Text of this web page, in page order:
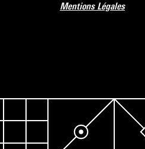
Mentions Légales